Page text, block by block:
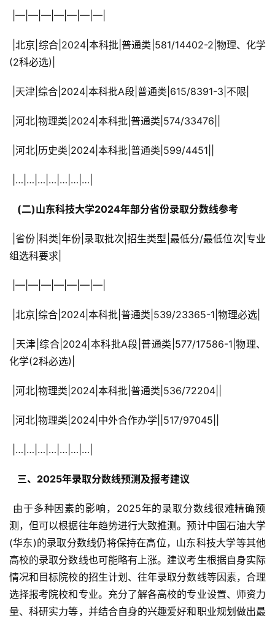
|—|—|—|—|—|—|—|
(2科必选)|
|天津|综合|2024|本科批A段|普通类|615/8391-3|不限|
|河北|物理类|2024|本科批|普通类|574/33476||
|河北|历史类|2024|本科批|普通类|599/4451||
|…|…|…|…|…|…|…|
  (二)山东科技大学2024年部分省份录取分数线参考
组选科要求|
|—|—|—|—|—|—|—|
|北京|综合|2024|本科批|普通类|539/23365-1|物理必选|
化学(2科必选)|
|河北|物理类|2024|本科批|普通类|536/72204||
|河北|物理类|2024|中外合作办学||517/97045||
|…|…|…|…|…|…|…|
  三、2025年录取分数线预测及报考建议
测，但可以根据往年趋势进行大致推测。预计中国石油大学
(华东)的录取分数线仍将保持在高位，山东科技大学等其他
高校的录取分数线也可能略有上涨。建议考生根据自身实际
情况和目标院校的招生计划、往年录取分数线等因素，合理
选择报考院校和专业。充分了解各高校的专业设置、师资力
量、科研实力等，并结合自身的兴趣爱好和职业规划做出最